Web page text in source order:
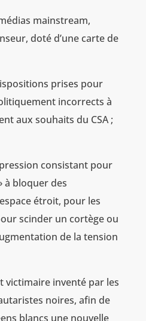
mainstream,
doté d’une carte de
prises pour
incorrects à
aux souhaits du CSA ;
consistant pour
à bloquer des
étroit, pour les
scinder un cortège ou
de la tension
victimaire inventé par les
noires, afin de
blancs une nouvelle